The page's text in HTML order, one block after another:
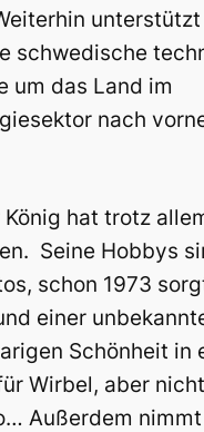
schwedische
um das Land im
nach
König hat trotz
Seine Hobbys
schon 1973
einer
Schönheit in
Wirbel, aber
Außerdem